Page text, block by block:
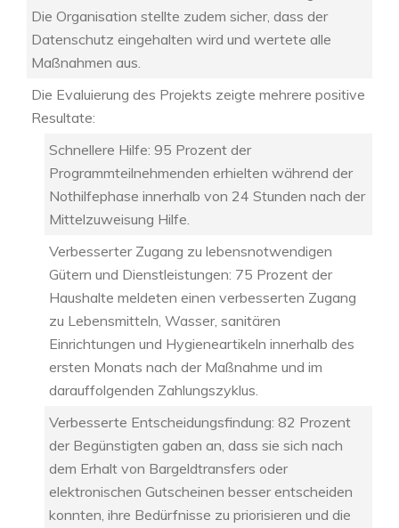
Die Organisation stellte zudem sicher, dass der
Datenschutz eingehalten wird und wertete alle
Maßnahmen aus.
Die Evaluierung des Projekts zeigte mehrere positive
Resultate:
Schnellere Hilfe: 95 Prozent der
Programmteilnehmenden erhielten während der
Nothilfephase innerhalb von 24 Stunden nach der
Mittelzuweisung Hilfe.
Verbesserter Zugang zu lebensnotwendigen
Gütern und Dienstleistungen: 75 Prozent der
Haushalte meldeten einen verbesserten Zugang
zu Lebensmitteln, Wasser, sanitären
Einrichtungen und Hygieneartikeln innerhalb des
ersten Monats nach der Maßnahme und im
darauffolgenden Zahlungszyklus.
Verbesserte Entscheidungsfindung: 82 Prozent
der Begünstigten gaben an, dass sie sich nach
dem Erhalt von Bargeldtransfers oder
elektronischen Gutscheinen besser entscheiden
konnten, ihre Bedürfnisse zu priorisieren und die